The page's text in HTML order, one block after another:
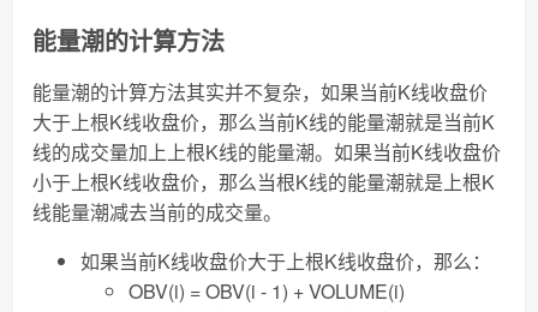
能量潮的计算方法
能量潮的计算方法其实并不复杂，如果当前K线收盘价
大于上根K线收盘价，那么当前K线的能量潮就是当前K
线的成交量加上上根K线的能量潮。如果当前K线收盘价
小于上根K线收盘价，那么当根K线的能量潮就是上根K
线能量潮减去当前的成交量。
如果当前K线收盘价大于上根K线收盘价，那么：
OBV(i) = OBV(i - 1) + VOLUME(i)